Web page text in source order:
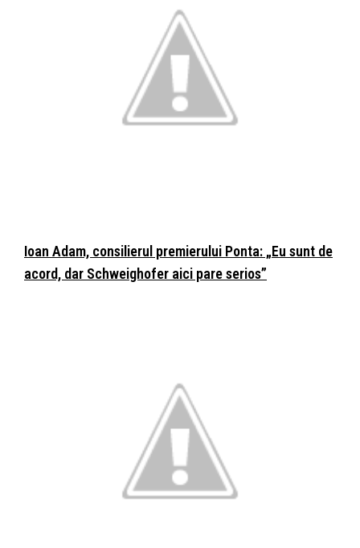
Ioan Adam, consilierul premierului Ponta: „Eu sunt de
acord, dar Schweighofer aici pare serios”